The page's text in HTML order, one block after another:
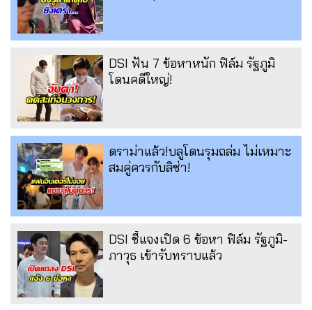
DSI ฟัน 7 ข้อหาหนัก ฟิล์ม รัฐภูมิ
โดนคดีใหญ่!
ดราม่าแล้ว!บลูโดนรุมถล่ม ไม่เหมาะ
สมคู่ควรกับลิซ่า!
DSI ชี้แจงเปิด 6 ข้อหา ฟิล์ม รัฐภูมิ-
ภาวุธ เข้ารับทราบแล้ว